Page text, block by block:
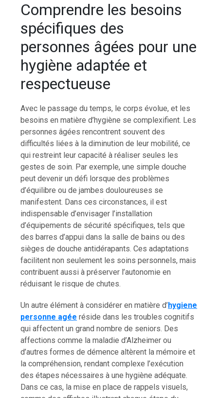
Comprendre les besoins
spécifiques des
personnes âgées pour une
hygiène adaptée et
respectueuse
Avec le passage du temps, le corps évolue, et les
besoins en matière d’hygiène se complexifient. Les
personnes âgées rencontrent souvent des
difficultés liées à la diminution de leur mobilité, ce
qui restreint leur capacité à réaliser seules les
gestes de soin. Par exemple, une simple douche
peut devenir un défi lorsque des problèmes
d’équilibre ou de jambes douloureuses se
manifestent. Dans ces circonstances, il est
indispensable d’envisager l’installation
d’équipements de sécurité spécifiques, tels que
des barres d’appui dans la salle de bains ou des
sièges de douche antidérapants. Ces adaptations
facilitent non seulement les soins personnels, mais
contribuent aussi à préserver l’autonomie en
réduisant le risque de chutes.
Un autre élément à considérer en matière d’hygiene
personne agée réside dans les troubles cognitifs
qui affectent un grand nombre de seniors. Des
affections comme la maladie d’Alzheimer ou
d’autres formes de démence altèrent la mémoire et
la compréhension, rendant complexe l’exécution
des étapes nécessaires à une hygiène adéquate.
Dans ce cas, la mise en place de rappels visuels,